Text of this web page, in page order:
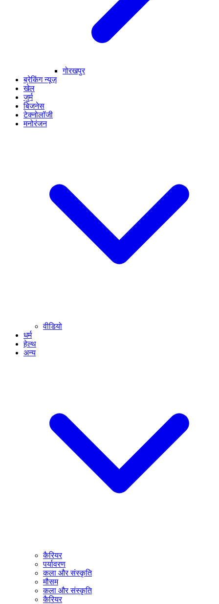
गोरखपुर
ब्रेकिंग न्यूज़
खेल
जुर्म
बिजनेस
टेक्नोलॉजी
मनोरंजन
वीडियो
धर्म
हेल्थ
अन्य
कैरियर
पर्यावरण
कला और संस्कृति
मौसम
कला और संस्कृति
कैरियर